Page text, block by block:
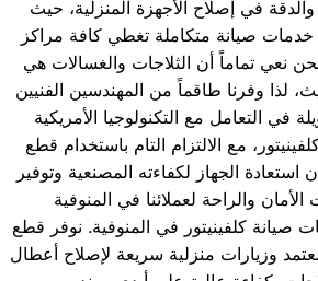
في إصلاح الأجهزة المنزلية، حيث
صيانة متكاملة تغطي كافة مراكز
نعي تماماً أن الثلاجات والغسالات هي
لذا وفرنا طاقماً من المهندسين الفنيين
في التعامل مع التكنولوجيا الأمريكية
مع الالتزام التام باستخدام قطع
استعادة الجهاز لكفاءته المصنعية وتوفير
صيانة كلفينيتور في المنوفية. نوفر قطع
وزيارات منزلية سريعة لإصلاح أعطال